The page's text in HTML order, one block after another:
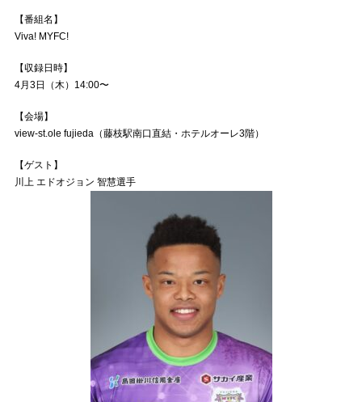
【番組名】
Viva! MYFC!
【収録日時】
4月3日（木）14:00〜
【会場】
view-st.ole fujieda（藤枝駅南口直結・ホテルオーレ3階）
【ゲスト】
川上 エドオジョン 智慧選手